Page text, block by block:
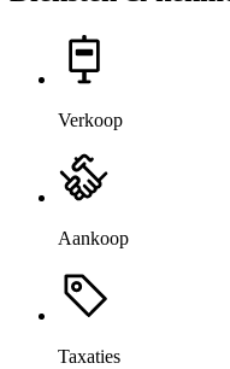
Verkoop
Aankoop
Taxaties